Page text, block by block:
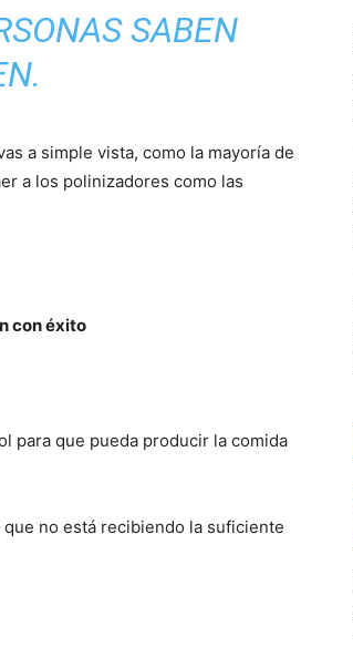
SABEN
a simple vista, como la mayoría de
a los polinizadores como las
con éxito
para que pueda producir la comida
no está recibiendo la suficiente